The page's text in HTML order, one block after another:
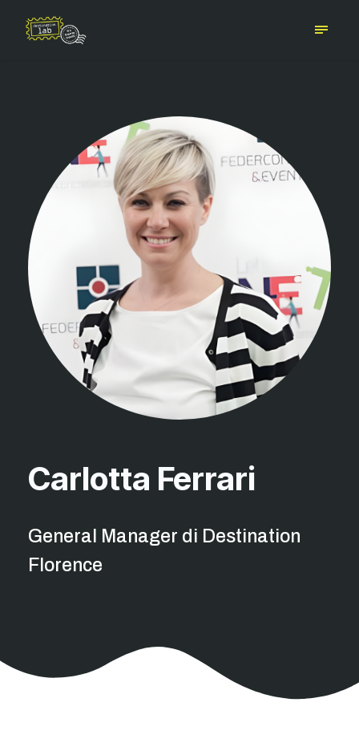
Carlotta Ferrari
General Manager di Destination
Florence